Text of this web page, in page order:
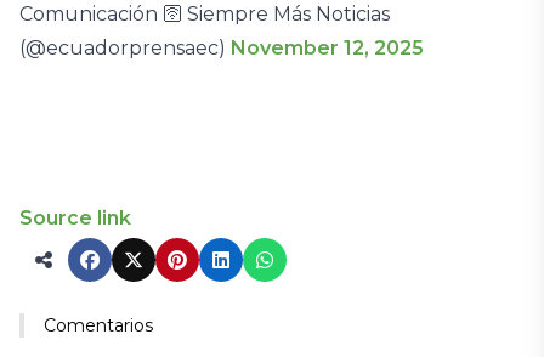
Comunicación 🛜 Siempre Más Noticias
(@ecuadorprensaec) November 12, 2025
Source link
Comentarios